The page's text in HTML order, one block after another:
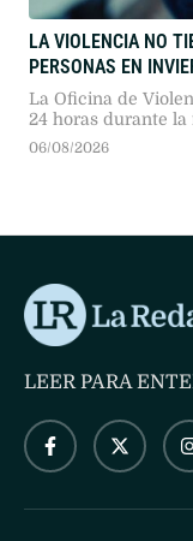
LA VIOLENCIA NO
PERSONAS EN
La Oficina de
24 horas durante
600 personas, un
06/08/2026
LEER PARA